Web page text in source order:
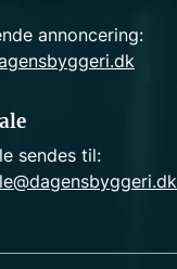
annoncering:
sendes til: